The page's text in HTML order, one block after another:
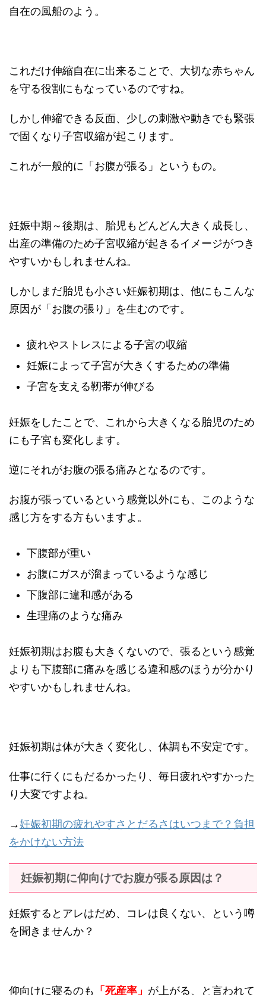
自在の風船のよう。
これだけ伸縮自在に出来ることで、大切な赤ちゃん
を守る役割にもなっているのですね。
しかし伸縮できる反面、少しの刺激や動きでも緊張
で固くなり子宮収縮が起こります。
これが一般的に「お腹が張る」というもの。
妊娠中期～後期は、胎児もどんどん大きく成長し、
出産の準備のため子宮収縮が起きるイメージがつき
やすいかもしれませんね。
しかしまだ胎児も小さい妊娠初期は、他にもこんな
原因が「お腹の張り」を生むのです。
疲れやストレスによる子宮の収縮
妊娠によって子宮が大きくするための準備
子宮を支える靭帯が伸びる
妊娠をしたことで、これから大きくなる胎児のため
にも子宮も変化します。
逆にそれがお腹の張る痛みとなるのです。
お腹が張っているという感覚以外にも、このような
感じ方をする方もいますよ。
下腹部が重い
お腹にガスが溜まっているような感じ
下腹部に違和感がある
生理痛のような痛み
妊娠初期はお腹も大きくないので、張るという感覚
よりも下腹部に痛みを感じる違和感のほうが分かり
やすいかもしれませんね。
妊娠初期は体が大きく変化し、体調も不安定です。
仕事に行くにもだるかったり、毎日疲れやすかった
り大変ですよね。
→妊娠初期の疲れやすさとだるさはいつまで？負担
をかけない方法
妊娠初期に仰向けでお腹が張る原因は？
妊娠するとアレはだめ、コレは良くない、という噂
を聞きませんか？
仰向けに寝るのも 「死産率」 が上がる、と言われて